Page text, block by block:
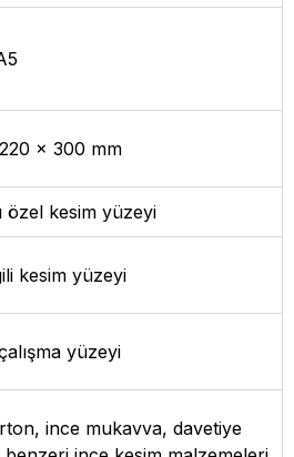
x 300 mm
özel kesim yüzeyi
kesim yüzeyi
yüzeyi
ince mukavva, davetiye